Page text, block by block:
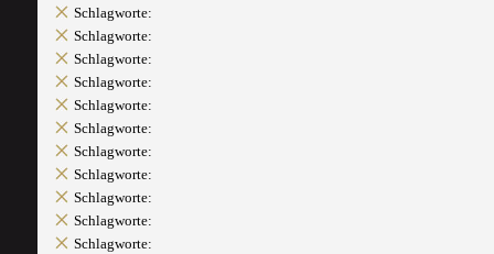
Schlagworte:
Schlagworte:
Schlagworte:
Schlagworte:
Schlagworte:
Schlagworte:
Schlagworte:
Schlagworte:
Schlagworte:
Schlagworte:
Schlagworte: